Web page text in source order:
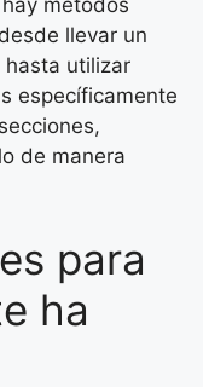
métodos
llevar un
hasta utilizar
específicamente
de manera
para
ha